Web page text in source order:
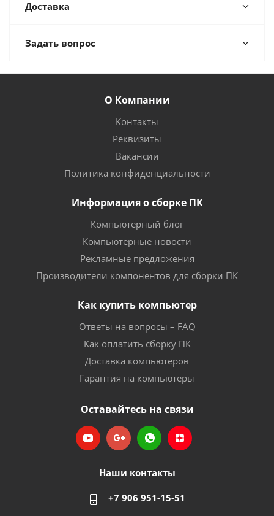
Доставка
Задать вопрос
О Компании
Контакты
Реквизиты
Вакансии
Политика конфиденциальности
Информация о сборке ПК
Компьютерный блог
Компьютерные новости
Рекламные предложения
Производители компонентов для сборки ПК
Как купить компьютер
Ответы на вопросы – FAQ
Как оплатить сборку ПК
Доставка компьютеров
Гарантия на компьютеры
Оставайтесь на связи
Наши контакты
+7 906 951-15-51